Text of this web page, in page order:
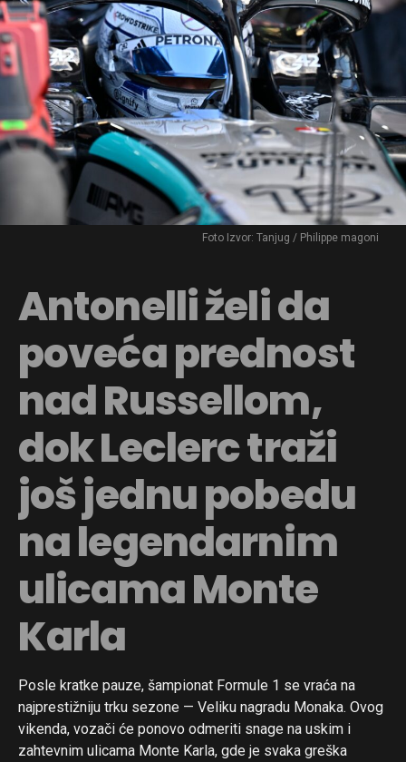
Foto Izvor: Tanjug / Philippe magoni
Antonelli želi da
poveća prednost
nad Russellom,
dok Leclerc traži
još jednu pobedu
na legendarnim
ulicama Monte
Karla
Posle kratke pauze, šampionat Formule 1 se vraća na
najprestižniju trku sezone — Veliku nagradu Monaka. Ovog
vikenda, vozači će ponovo odmeriti snage na uskim i
zahtevnim ulicama Monte Karla, gde je svaka greška